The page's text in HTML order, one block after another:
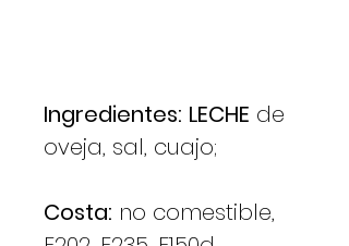
Ingredientes: LECHE de
oveja, sal, cuajo;
Costa: no comestible,